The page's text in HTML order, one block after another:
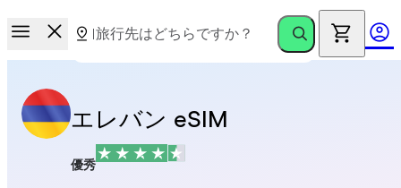
エレバン eSIM
優秀